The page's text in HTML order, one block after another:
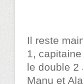
Il reste
1,
le double 2
Manu et